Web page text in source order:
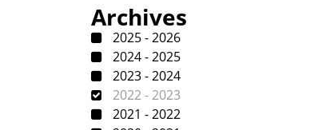
Archives
2025 - 2026
2024 - 2025
2023 - 2024
2022 - 2023
2021 - 2022